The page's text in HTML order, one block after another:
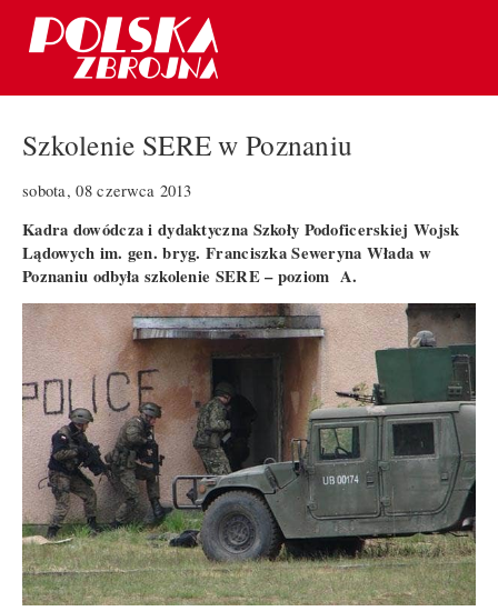
Szkolenie SERE w Poznaniu
sobota, 08 czerwca 2013
Kadra dowódcza i dydaktyczna Szkoły Podoficerskiej Wojsk
Lądowych im. gen. bryg. Franciszka Seweryna Włada w
Poznaniu odbyła szkolenie SERE – poziom A.